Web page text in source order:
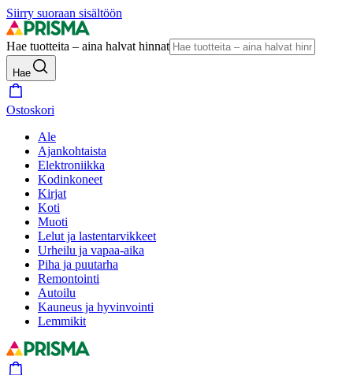
Siirry suoraan sisältöön
Hae tuotteita – aina halvat hinnat
Hae
Ostoskori
Ale
Ajankohtaista
Elektroniikka
Kodinkoneet
Kirjat
Koti
Muoti
Lelut ja lastentarvikkeet
Urheilu ja vapaa-aika
Piha ja puutarha
Remontointi
Autoilu
Kauneus ja hyvinvointi
Lemmikit